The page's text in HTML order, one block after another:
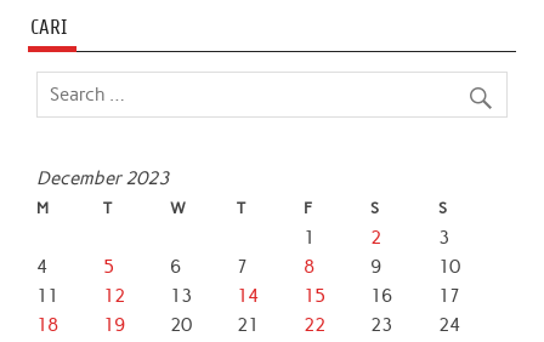
CARI
December 2023
M T W T F S S
1 2
3
4
5 6 7 8 9
10
11
12 13 14 15 16
17
18
19 20 21 22 23
24